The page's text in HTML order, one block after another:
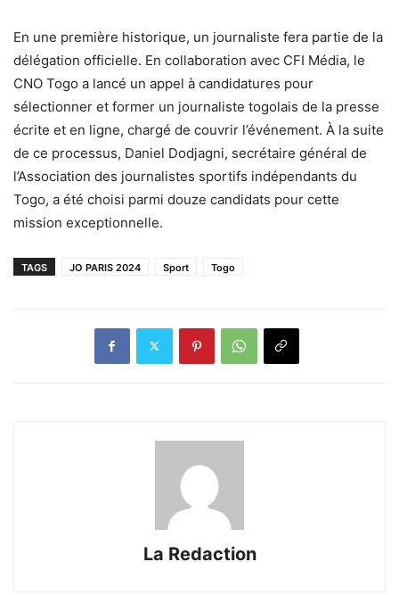
En une première historique, un journaliste fera partie de la
délégation officielle. En collaboration avec CFI Média, le
CNO Togo a lancé un appel à candidatures pour
sélectionner et former un journaliste togolais de la presse
écrite et en ligne, chargé de couvrir l’événement. À la suite
de ce processus, Daniel Dodjagni, secrétaire général de
l’Association des journalistes sportifs indépendants du
Togo, a été choisi parmi douze candidats pour cette
mission exceptionnelle.
TAGS JO PARIS 2024 Sport Togo
La Redaction